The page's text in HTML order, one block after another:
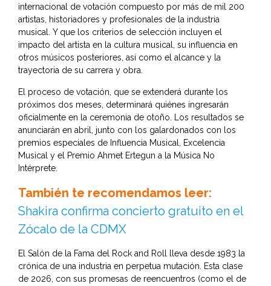
internacional de votación compuesto por más de mil 200
artistas, historiadores y profesionales de la industria
musical. Y que los criterios de selección incluyen el
impacto del artista en la cultura musical, su influencia en
otros músicos posteriores, así como el alcance y la
trayectoria de su carrera y obra.
El proceso de votación, que se extenderá durante los
próximos dos meses, determinará quiénes ingresarán
oficialmente en la ceremonia de otoño. Los resultados se
anunciarán en abril, junto con los galardonados con los
premios especiales de Influencia Musical, Excelencia
Musical y el Premio Ahmet Ertegun a la Música No
Intérprete.
También te recomendamos leer:
Shakira confirma concierto gratuito en el
Zócalo de la CDMX
El Salón de la Fama del Rock and Roll lleva desde 1983 la
crónica de una industria en perpetua mutación. Esta clase
de 2026, con sus promesas de reencuentros (como el de